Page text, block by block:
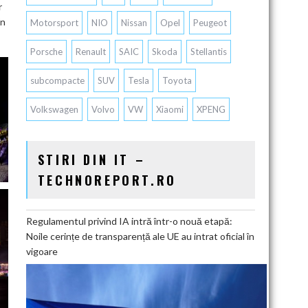
Motorsport NIO Nissan Opel Peugeot
Porsche Renault SAIC Skoda Stellantis
subcompacte SUV Tesla Toyota
Volkswagen Volvo VW Xiaomi XPENG
STIRI DIN IT –
TECHNOREPORT.RO
Regulamentul privind IA intră într-o nouă etapă:
Noile cerințe de transparență ale UE au intrat oficial în
vigoare